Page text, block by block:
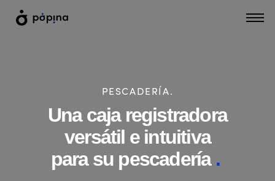
PESCADERÍA.
Una caja registradora
versátil e intuitiva
para su pescadería .